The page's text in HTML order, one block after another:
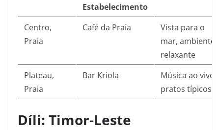
Estabelecimento
Centro,
Praia
Café da Praia
Vista para o
mar, ambiente
relaxante
Plateau,
Praia
Bar Kriola
Música ao vivo,
pratos típicos
Díli: Timor-Leste